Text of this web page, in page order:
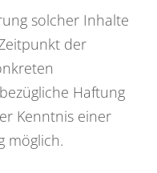
solcher Inhalte
der
Haftung
Kenntnis einer
möglich.